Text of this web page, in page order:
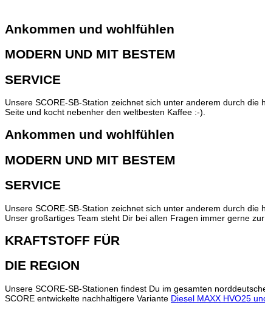
Ankommen und wohlfühlen
MODERN UND MIT BESTEM
SERVICE
Unsere SCORE-SB-Station zeichnet sich unter anderem durch
Seite und kocht nebenher den weltbesten Kaffee :-).
Ankommen und wohlfühlen
MODERN UND MIT BESTEM
SERVICE
Unsere SCORE-SB-Station zeichnet sich unter anderem durch
Unser großartiges Team steht Dir bei allen Fragen immer gerne
KRAFTSTOFF FÜR
DIE REGION
Unsere SCORE-SB-Stationen findest Du im gesamten
SCORE entwickelte nachhaltigere Variante Diesel MAXX HVO25